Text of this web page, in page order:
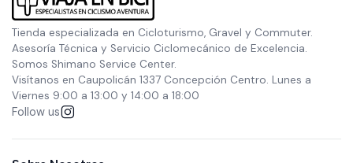
Tienda especializada en Cicloturismo, Gravel y Commuter.
Asesoría Técnica y Servicio Ciclomecánico de Excelencia.
Somos Shimano Service Center.
Visítanos en Caupolicán 1337 Concepción Centro. Lunes a
Viernes 9:00 a 13:00 y 14:00 a 18:00
Follow us